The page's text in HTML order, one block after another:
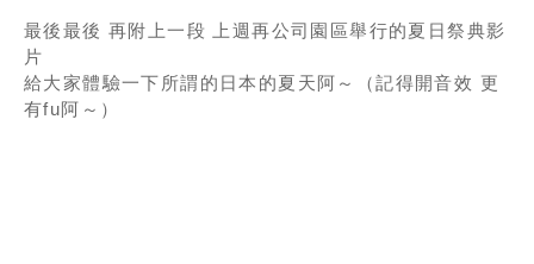
最後最後 再附上一段 上週再公司園區舉行的夏日祭典影
片
給大家體驗一下所謂的日本的夏天阿～（記得開音效 更
有fu阿～）